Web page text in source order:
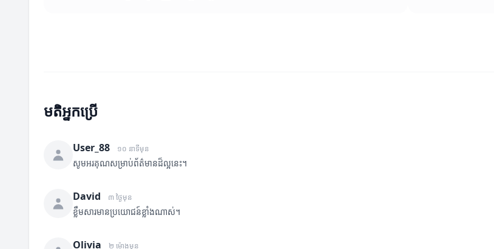
មតិអ្នកប្រើ
User_88 ១០ នាទីមុន
សូមអរគុណសម្រាប់ព័ត៌មានដ៏ល្អនេះ។
David ៣ ថ្ងៃមុន
ខ្លឹមសារមានប្រយោជន៍ខ្លាំងណាស់។
Olivia ២ ម៉ោងមុន